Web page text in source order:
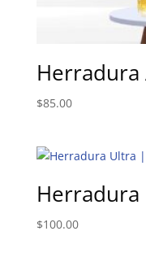
$85.00
$100.00